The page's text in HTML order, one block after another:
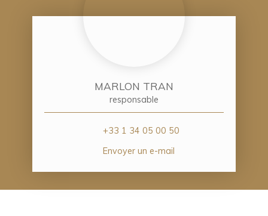
MARLON TRAN
responsable
+33 1 34 05 00 50
Envoyer un e-mail